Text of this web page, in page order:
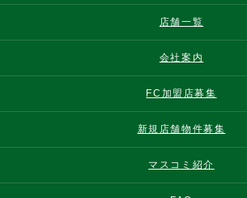
店舗一覧
会社案内
FC加盟店募集
新規店舗物件募集
マスコミ紹介